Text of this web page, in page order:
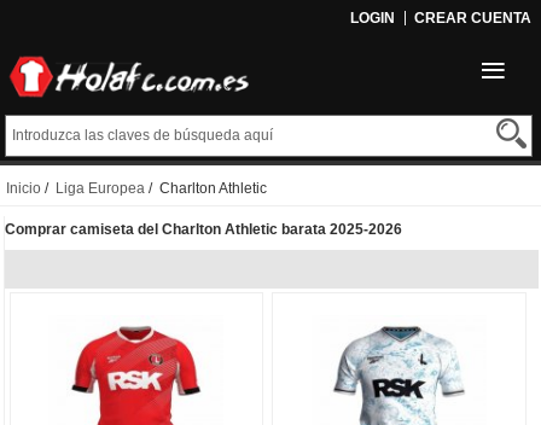
LOGIN CREAR CUENTA
Inicio / Liga Europea / Charlton Athletic
Comprar camiseta del Charlton Athletic barata 2025-2026